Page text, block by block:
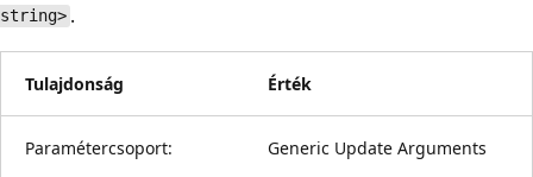
string> .
Tulajdonság Érték
Paramétercsoport: Generic Update Arguments